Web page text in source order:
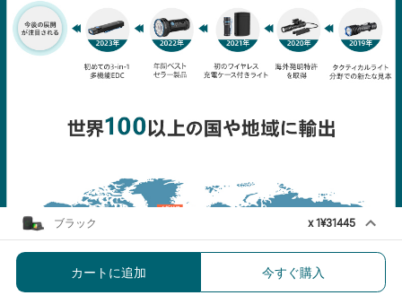
ウム合金製 密閉型光学機器
ブラック x1¥31445
カートに追加 今すぐ購入